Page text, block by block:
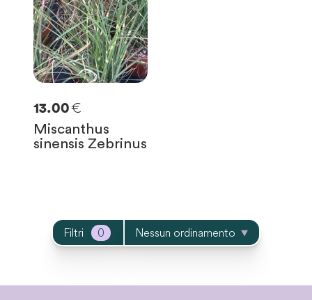
Filtri 0 Nessun ordinamento
13.00€
Miscanthus
sinensis Zebrinus